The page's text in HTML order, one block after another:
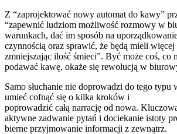
Z “zaprojektować nowy automat do kawy”
“zapewnić ludziom możliwość rozmowy w
warunkach, dać im sposób na
czynnością oraz sprawić, że będą mieli
zmniejszając ilość śmieci”. Być może coś, co
podawać kawę, okaże się rewolucją w
Samo słuchanie nie doprowadzi do tego typu
umieć cofnąć się o kilka kroków i
poprowadzić całą narrację od nowa.
aktywne zadwanie pytań i dociekanie istoty
bierne przyjmowanie informacji z zewnątrz.